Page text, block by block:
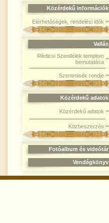
Közérdekű információk
Elérhetőségek, rendelési idők
Vallás
Rédicsi Szentlélek templom
bemutatása
Szentmisék rendje
Közérdekű adatok
Közérdekű adatok
Közbeszerzés
Fotóalbum és videótár
Vendégkönyv